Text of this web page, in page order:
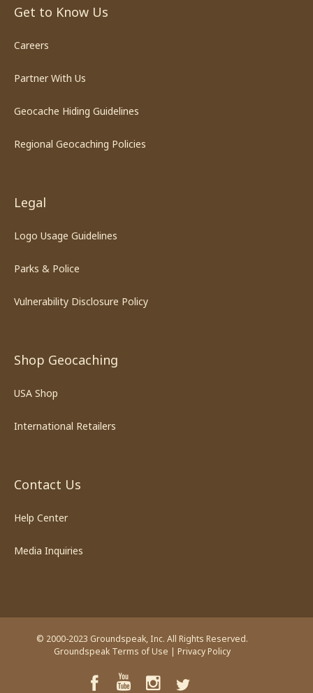
Get to Know Us
Careers
Partner With Us
Geocache Hiding Guidelines
Regional Geocaching Policies
Legal
Logo Usage Guidelines
Parks & Police
Vulnerability Disclosure Policy
Shop Geocaching
USA Shop
International Retailers
Contact Us
Help Center
Media Inquiries
© 2000-2023 Groundspeak, Inc. All Rights Reserved.
Groundspeak Terms of Use
Privacy Policy
FacebookYouTubeInstagramTwitter